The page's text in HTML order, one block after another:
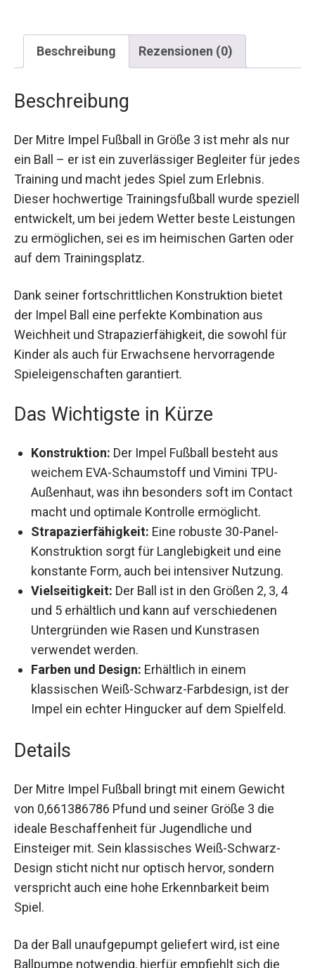
Beschreibung Rezensionen (0)
Beschreibung
ein Ball – er ist ein zuverlässiger Begleiter für
jedes Training und macht jedes Spiel zum
Erlebnis. Dieser hochwertige Trainingsfußball
wurde speziell entwickelt, um bei jedem Wetter
beste Leistungen zu ermöglichen, sei es im
heimischen Garten oder auf dem Trainingsplatz.
der Impel Ball eine perfekte Kombination aus
Weichheit und Strapazierfähigkeit, die sowohl für
Kinder als auch für Erwachsene hervorragende
Spieleigenschaften garantiert.
Das Wichtigste in Kürze
weichem EVA-Schaumstoff und Vimini TPU-
Außenhaut, was ihn besonders soft im
Contact macht und optimale Kontrolle
ermöglicht.
Strapazierfähigkeit: Eine robuste 30-Panel-
Konstruktion sorgt für Langlebigkeit und eine
konstante Form, auch bei intensiver Nutzung.
Vielseitigkeit: Der Ball ist in den Größen 2, 3, 4
und 5 erhältlich und kann auf verschiedenen
Untergründen wie Rasen und Kunstrasen
verwendet werden.
Farben und Design: Erhältlich in einem
klassischen Weiß-Schwarz-Farbdesign, ist der
Impel ein echter Hingucker auf dem Spielfeld.
Details
Der Mitre Impel Fußball bringt mit einem Gewicht
von 0,661386786 Pfund und seiner Größe 3 die
ideale Beschaffenheit für Jugendliche und
Einsteiger mit. Sein klassisches Weiß-Schwarz-
Design sticht nicht nur optisch hervor, sondern
verspricht auch eine hohe Erkennbarkeit beim
Spiel.
Da der Ball unaufgepumpt geliefert wird, ist eine